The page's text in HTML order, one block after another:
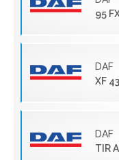
95
DAF
XF
DAF
TIR